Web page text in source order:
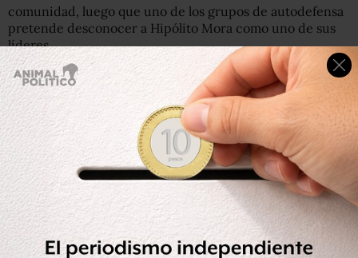
comunidad, luego que uno de los grupos de autodefensa
pretende desconocer a Hipólito Mora como uno de sus
líderes.
Hipólito Mora confirmó en los micrófonos deAtando
Cabos que
Luis Torres, conocido como “el Americano”,
llegó a La Ruana con 50 o 60 camionetas y la tuvo
cercada, hasta alrededor de las 2 PM.
El desacuerdo entre las autodefensas de La Ruana y
Buenavista se debe a que
el líder de este segundo
poblado “está rodeado de puro Templario”, afirmó
Hipólito Mora.